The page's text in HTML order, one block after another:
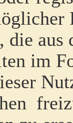
die
im